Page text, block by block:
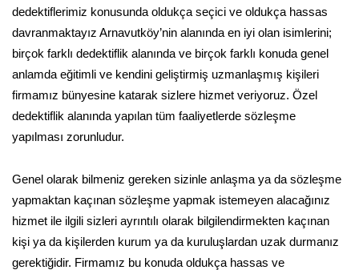
dedektiflerimiz konusunda oldukça seçici ve oldukça hassas
davranmaktayız Arnavutköy’nin alanında en iyi olan isimlerini;
birçok farklı dedektiflik alanında ve birçok farklı konuda genel
anlamda eğitimli ve kendini geliştirmiş uzmanlaşmış kişileri
firmamız bünyesine katarak sizlere hizmet veriyoruz. Özel
dedektiflik alanında yapılan tüm faaliyetlerde sözleşme
yapılması zorunludur.
Genel olarak bilmeniz gereken sizinle anlaşma ya da sözleşme
yapmaktan kaçınan sözleşme yapmak istemeyen alacağınız
hizmet ile ilgili sizleri ayrıntılı olarak bilgilendirmekten kaçınan
kişi ya da kişilerden kurum ya da kuruluşlardan uzak durmanız
gerektiğidir. Firmamız bu konuda oldukça hassas ve